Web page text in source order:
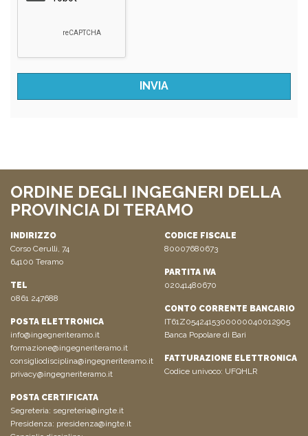
ORDINE DEGLI INGEGNERI DELLA
PROVINCIA DI TERAMO
INDIRIZZO
Corso Cerulli, 74
64100 Teramo
TEL
0861 247688
POSTA ELETTRONICA
info@ingegneriteramo.it
formazione@ingegneriteramo.it
consigliodisciplina@ingegneriteramo.it
privacy@ingegneriteramo.it
POSTA CERTIFICATA
Segreteria: segreteria@ingte.it
Presidenza: presidenza@ingte.it
CODICE FISCALE
80007680673
PARTITA IVA
02041480670
CONTO CORRENTE BANCARIO
IT61Z0542415300000040012905
Banca Popolare di Bari
FATTURAZIONE ELETTRONICA
Codice univoco: UFQHLR